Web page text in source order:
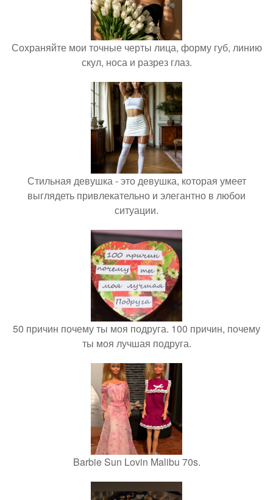
Сохраняйте мои точные черты лица, форму губ, линию
скул, носа и разрез глаз.
Стильная девушка - это девушка, которая умеет
выглядеть привлекательно и элегантно в любои
ситуации.
50 причин почему ты моя подруга. 100 причин, почему
ты моя лучшая подруга.
Barbie Sun Lovin Malibu 70s.